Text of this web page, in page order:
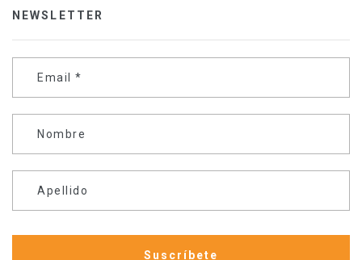
NEWSLETTER
Email *
Nombre
Apellido